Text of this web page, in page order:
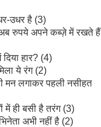
उधर है (3)
अब रुपये अपने कब्ज़े में रखते हैं
हार? (4)
ये रंग (2)
मन लगाकर पहली नसीहत
में ही बसी है तरंग (3)
अभी नहीं है (2)